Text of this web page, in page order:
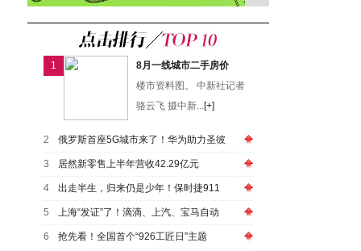
1
8月一线城市二手房价
楼市资料图。 中新社记者
骆云飞 摄中新...[+]
2 俄罗斯首座5G城市来了！华为助力圣彼
3 居然新零售上半年营收42.29亿元
4 出走半生，归来仍是少年！保时捷911
5 上海“发证”了！滴滴、上汽、宝马自动
6 抢先看！全国首个“926工匠日”主题